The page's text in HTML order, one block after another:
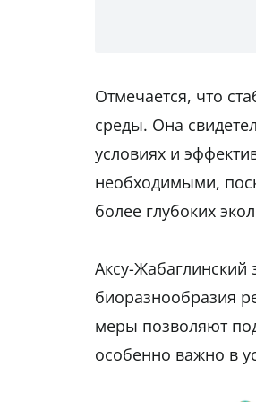
Отмечается, что
среды. Она
условиях и
необходимыми,
более глубоких
Аксу-
биоразнообразия
меры позволяют
особенно важно в